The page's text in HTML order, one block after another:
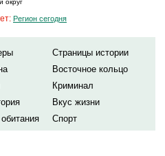
округ
Регион сегодня
Страницы истории
Восточное кольцо
Криминал
Вкус жизни
Спорт